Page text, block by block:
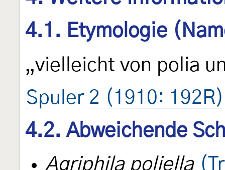
4.1. Etymologie
„vielleicht von polia
Spuler 2 (1910: 192R)
4.2. Abweichende
Agriphila poliella